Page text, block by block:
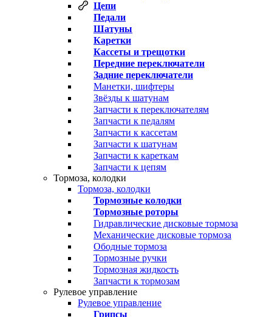
Цепи
Педали
Шатуны
Каретки
Кассеты и трещотки
Передние переключатели
Задние переключатели
Манетки, шифтеры
Звёзды к шатунам
Запчасти к переключателям
Запчасти к педалям
Запчасти к кассетам
Запчасти к шатунам
Запчасти к кареткам
Запчасти к цепям
Тормоза, колодки
Тормоза, колодки
Тормозные колодки
Тормозные роторы
Гидравлические дисковые тормоза
Механические дисковые тормоза
Ободные тормоза
Тормозные ручки
Тормозная жидкость
Запчасти к тормозам
Рулевое управление
Рулевое управление
Грипсы